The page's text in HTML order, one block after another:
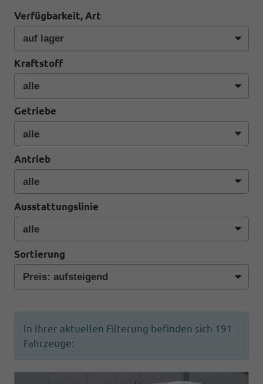
Verfügbarkeit, Art
Kraftstoff
Getriebe
Antrieb
Ausstattungslinie
Sortierung
In Ihrer aktuellen Filterung befinden sich 191
Fahrzeuge: